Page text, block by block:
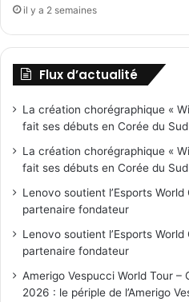
il y a 2 semaines
Flux d’actualité
La création chorégraphique «
fait ses débuts en Corée du Sud
La création chorégraphique «
fait ses débuts en Corée du Sud
Lenovo soutient l’Esports
partenaire fondateur
Lenovo soutient l’Esports
partenaire fondateur
Amerigo Vespucci World Tour
2026 : le périple de l’Amerigo